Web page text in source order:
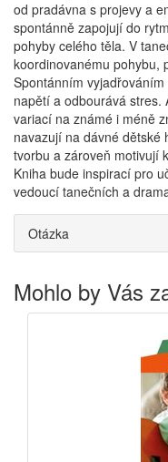
od pradávna s projevy a
spontánně zapojují do
pohyby celého těla. V
koordinovanému pohybu,
Spontánním
napětí a odbourává stres.
variací na známé i méně
navazují na dávné dětské
tvorbu a zároveň motivují
Kniha bude inspirací pro
vedoucí tanečních a
Otázka
Mohlo by Vás